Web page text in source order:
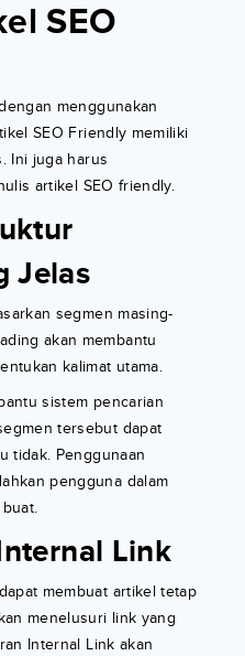
SEO
menggunakan
SEO Friendly memiliki
Ini juga harus
artikel SEO friendly.
Jelas
segmen masing-
akan membantu
kalimat utama.
sistem pencarian
tersebut dapat
tidak. Penggunaan
pengguna dalam
Link
membuat artikel tetap
menelusuri link yang
Internal Link akan